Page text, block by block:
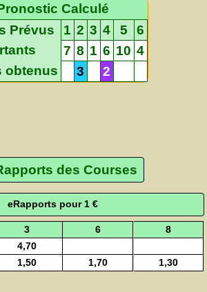
Calculé
Prévus
1 2 3 4 5
6
7 8 1 6 10 4
obtenus
3 2
des Courses
eRapports pour 1 €
3 6
8
4,70
1,50 1,70 1,30